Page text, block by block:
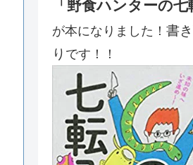
「野食ハンターの七
が本になりました！ 書
り です！！